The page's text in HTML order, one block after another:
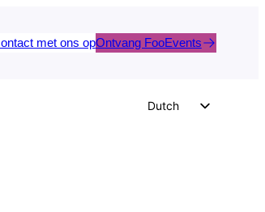
met ons opOntvang FooEvents
Dutch